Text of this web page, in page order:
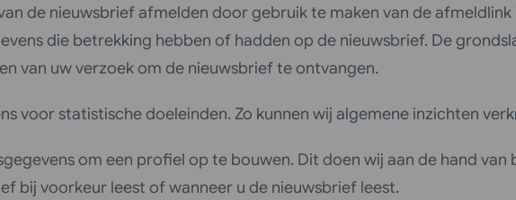
de nieuwsbrief afmelden door gebruik te maken van de
die betrekking hebben of hadden op de nieuwsbrief. De
van uw verzoek om de nieuwsbrief te ontvangen.
voor statistische doeleinden. Zo kunnen wij algemene inzichten
om een profiel op te bouwen. Dit doen wij aan de hand
bij voorkeur leest of wanneer u de nieuwsbrief leest.